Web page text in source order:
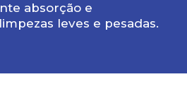
absorção e
leves e pesadas.